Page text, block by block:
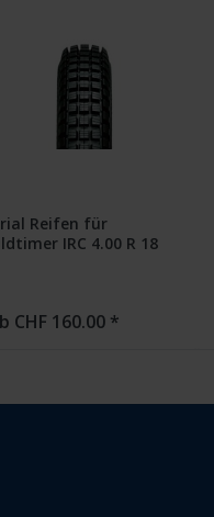
Reifen für
IRC 4.00 R 18
CHF 160.00 *